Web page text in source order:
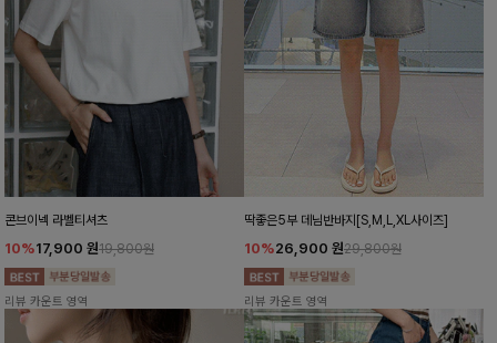
콘브이넥 라벨티셔츠
10%17,900 원19,800원
리뷰 카운트 영역
딱좋은5부 데님반바지[S,M,L,XL사이즈]
10%26,900 원29,800원
리뷰 카운트 영역